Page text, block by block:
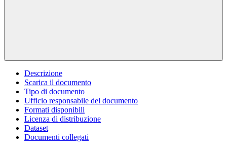
Descrizione
Scarica il documento
Tipo di documento
Ufficio responsabile del documento
Formati disponibili
Licenza di distribuzione
Dataset
Documenti collegati